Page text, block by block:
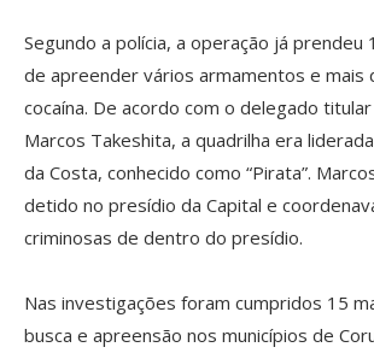
Segundo a polícia, a operação já prendeu
de apreender vários armamentos e mais
cocaína. De acordo com o delegado
Marcos Takeshita, a quadrilha era
da Costa, conhecido como “Pirata”.
detido no presídio da Capital e
criminosas de dentro do presídio.
Nas investigações foram cumpridos 15
busca e apreensão nos municípios de